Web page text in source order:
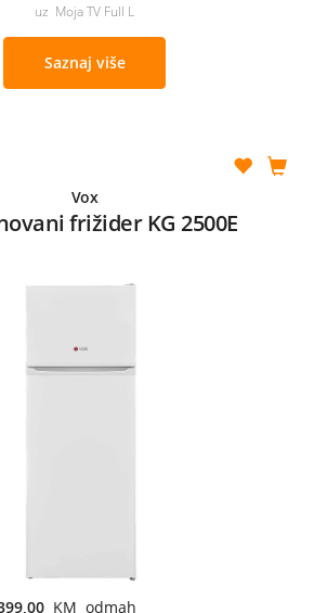
uz Moja TV Full L
Saznaj više
Vox
frižider KG 2500E
KM odmah